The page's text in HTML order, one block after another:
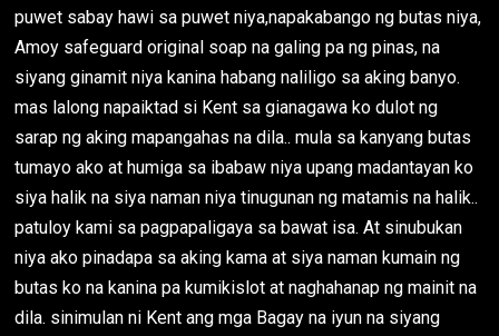
puwet sabay hawi sa puwet niya,napakabango ng butas niya,
Amoy safeguard original soap na galing pa ng pinas, na
siyang ginamit niya kanina habang naliligo sa aking banyo.
mas lalong napaiktad si Kent sa gianagawa ko dulot ng
sarap ng aking mapangahas na dila.. mula sa kanyang butas
tumayo ako at humiga sa ibabaw niya upang madantayan ko
siya halik na siya naman niya tinugunan ng matamis na halik..
patuloy kami sa pagpapaligaya sa bawat isa. At sinubukan
niya ako pinadapa sa aking kama at siya naman kumain ng
butas ko na kanina pa kumikislot at naghahanap ng mainit na
dila. sinimulan ni Kent ang mga Bagay na iyun na siyang